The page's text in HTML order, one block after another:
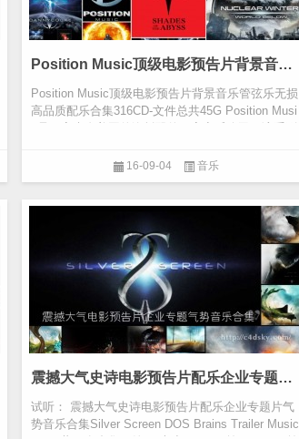
Position Music顶级电影预告片背景音乐管弦乐无损高品质配乐合集316CD
Position Music顶级电影预告片背景音乐管弦乐无损
高品质配乐合集316CD-文件总共45G Position Musi
c是一家来自美国的洛杉矶的一家音乐公司，该系列
16-09-04 音乐
震撼大气史诗电影预告片配乐企业专题片气势音乐合集Silver Screen DOS Brains Trailer Music pack
试听： 震撼大气史诗电影预告片配乐企业专题片气
势音乐合集Silver Screen DOS Brains Trailer Music